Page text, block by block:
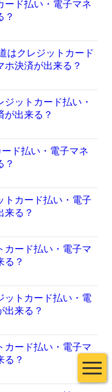
ード払い・電子マネ
？
はクレジットカード
ホ決済が出来る？
ットカード払い・
が出来る？
ド払い・電子マネ
？
トカード払い・電子
来る？
カード払い・電子マ
る？
ットカード払い・電
出来る？
カード払い・電子マ
る？